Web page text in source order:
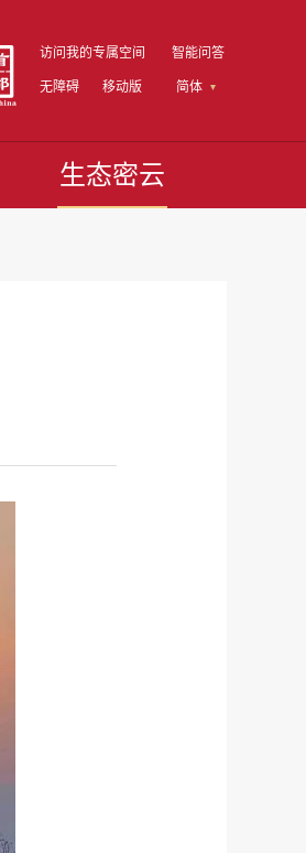
访问我的专属空间 智能问答
无障碍 移动版 简体
生态密云